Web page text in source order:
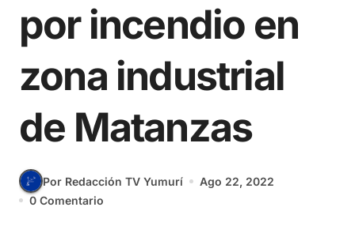
por incendio en
zona industrial
de Matanzas
Por Redacción TV Yumurí
Ago 22, 2022
0 Comentario